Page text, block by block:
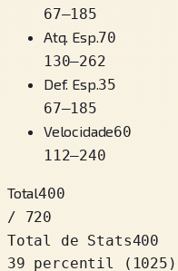
67–185
Atq. Esp.70
130–262
Def. Esp.35
67–185
Velocidade60
112–240
Total400
/ 720
Total de Stats400
39 percentil
( 1025 )